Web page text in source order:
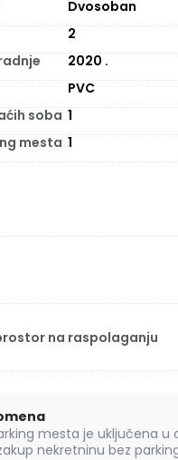
Dvosoban
2
2020 .
PVC
soba 1
mesta 1
na raspolaganju
mesta je uključena
nekretninu bez